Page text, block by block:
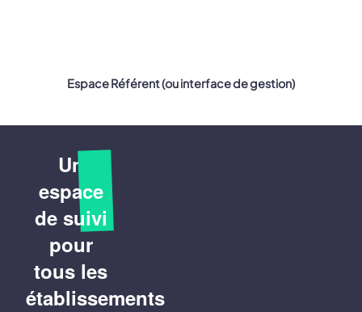
Espace Référent (ou interface de gestion)
Un
espace
de suivi
pour
tous les
établissements